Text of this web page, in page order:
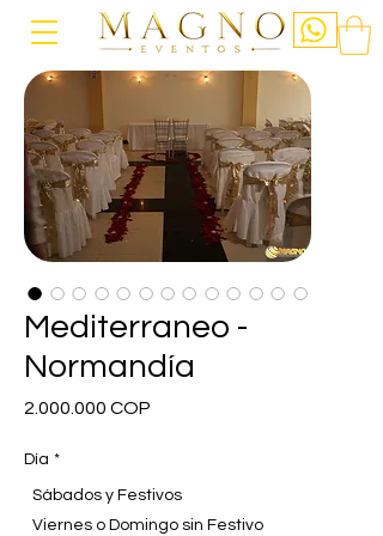
Mediterraneo -
Normandía
2.000.000 COP
Día *
Sábados y Festivos
Viernes o Domingo sin Festivo